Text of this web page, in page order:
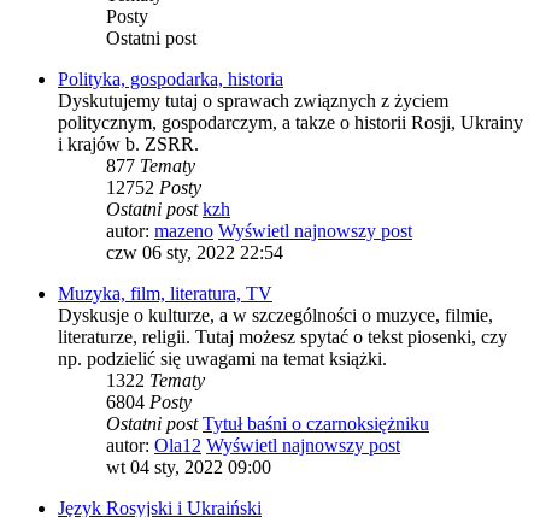
Posty
Ostatni post
Polityka, gospodarka, historia
Dyskutujemy tutaj o sprawach związnych z życiem
politycznym, gospodarczym, a takze o historii Rosji, Ukrainy
i krajów b. ZSRR.
877 Tematy
12752 Posty
Ostatni post kzh
autor: mazeno Wyświetl najnowszy post
czw 06 sty, 2022 22:54
Muzyka, film, literatura, TV
Dyskusje o kulturze, a w szczególności o muzyce, filmie,
literaturze, religii. Tutaj możesz spytać o tekst piosenki, czy
np. podzielić się uwagami na temat książki.
1322 Tematy
6804 Posty
Ostatni post Tytuł baśni o czarnoksiężniku
autor: Ola12 Wyświetl najnowszy post
wt 04 sty, 2022 09:00
Język Rosyjski i Ukraiński